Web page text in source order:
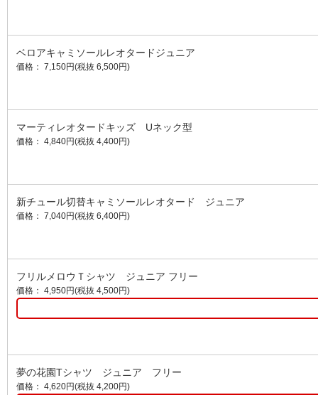
ベロアキャミソールレオタードジュニア
価格： 7,150円(税抜 6,500円)
マーティレオタードキッズ Uネック型
価格： 4,840円(税抜 4,400円)
新チュール切替キャミソールレオタード ジュニア
価格： 7,040円(税抜 6,400円)
フリルメロウＴシャツ ジュニア フリー
価格： 4,950円(税抜 4,500円)
夢の花園Tシャツ ジュニア フリー
価格： 4,620円(税抜 4,200円)